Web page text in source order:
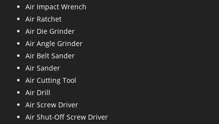
Air Impact Wrench
Air Ratchet
Air Die Grinder
Air Angle Grinder
Air Belt Sander
Air Sander
Air Cutting Tool
Air Drill
Air Screw Driver
Air Shut-Off Screw Driver